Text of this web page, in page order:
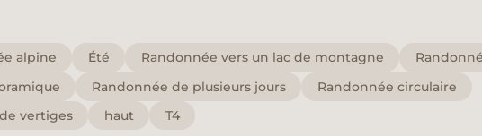
alpine Été Randonnée vers un lac de montagne
Randonnée de plusieurs jours
Randonnée circulaire
vertiges
haut T4